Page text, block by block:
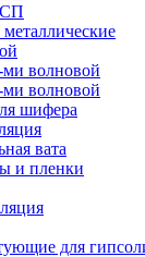
волновой
волновой
шифера
вата
и пленки
для